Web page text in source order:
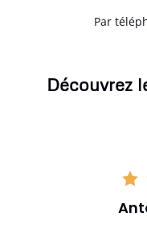
Par
Découvrez